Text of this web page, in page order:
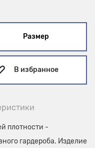
Размер
В избранное
плотности -
гардероба. Изделие